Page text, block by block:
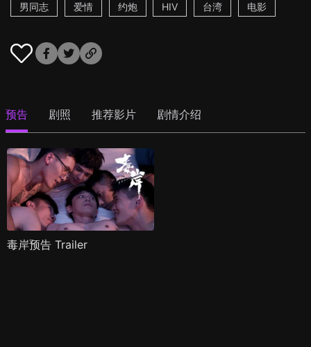
男同志
爱情 约炮 HIV 台湾 电影
预告 剧照 推荐影片 剧情介绍
毒岸预告 Trailer